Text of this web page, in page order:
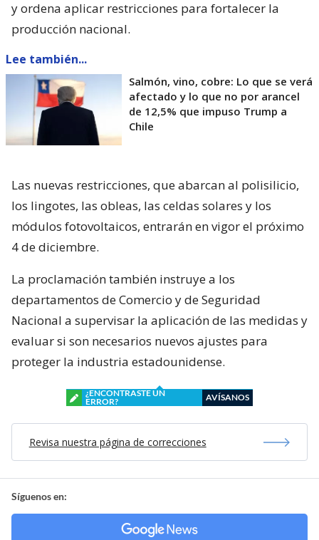
y ordena aplicar restricciones para fortalecer la
producción nacional.
Lee también...
Salmón, vino, cobre: Lo que se verá
afectado y lo que no por arancel
de 12,5% que impuso Trump a
Chile
Las nuevas restricciones, que abarcan al polisilicio,
los lingotes, las obleas, las celdas solares y los
módulos fotovoltaicos, entrarán en vigor el próximo
4 de diciembre.
La proclamación también instruye a los
departamentos de Comercio y de Seguridad
Nacional a supervisar la aplicación de las medidas y
evaluar si son necesarios nuevos ajustes para
proteger la industria estadounidense.
¿ENCONTRASTE UN
ERROR?
AVÍSANOS
Revisa nuestra página de correcciones
Síguenos en: